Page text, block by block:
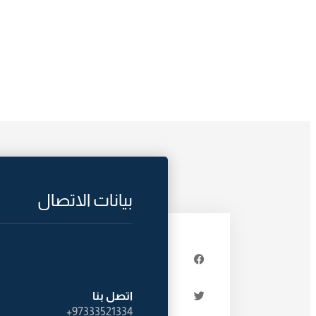
بيانات الاتصال
اتصل بنا
97333521334+